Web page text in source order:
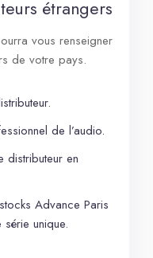
étrangers
vous renseigner
de votre pays.
de l’audio.
distributeur en
Advance Paris
unique.